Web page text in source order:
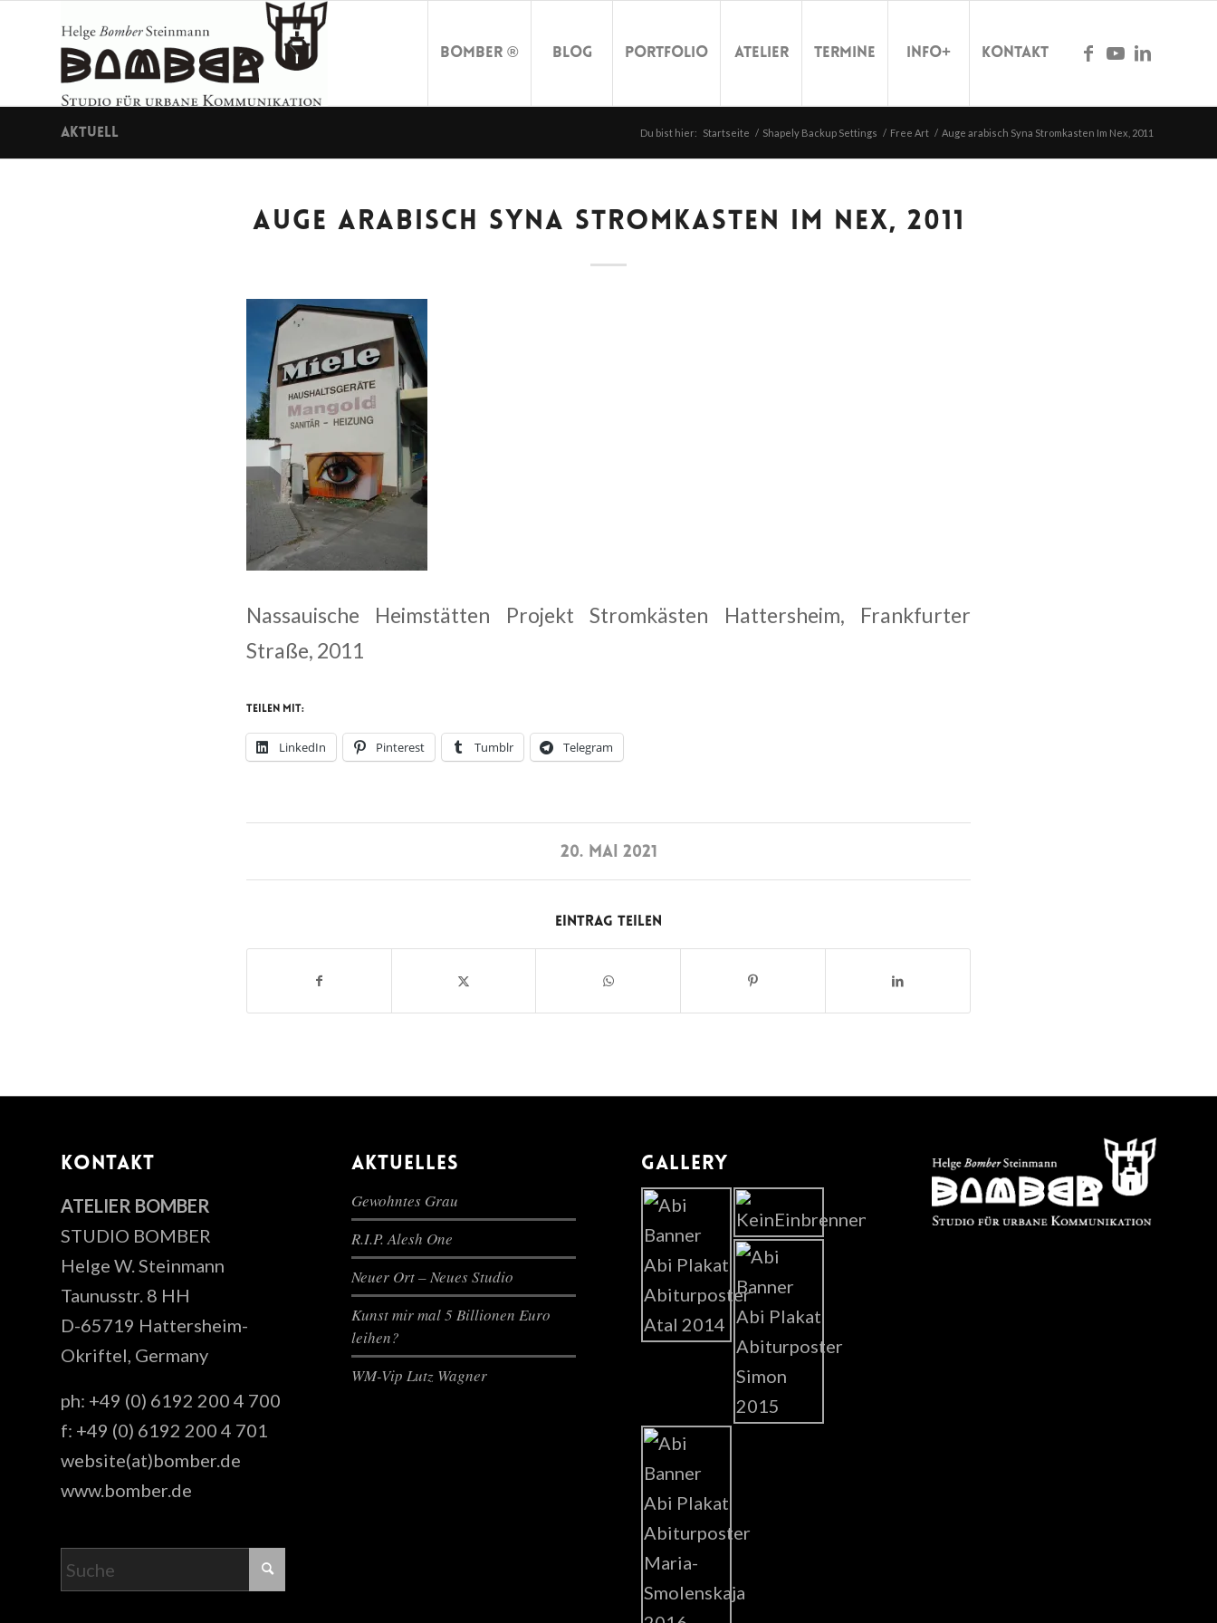
Bomber ® Blog Portfolio Atelier Termine Info+ Kontakt
Aktuell Du bist hier: Startseite / Shapely Backup Settings / Free Art / Auge arabisch Syna Stromkasten Im Nex, 2011
AUGE ARABISCH SYNA STROMKASTEN IM NEX, 2011
Nassauische Heimstätten Projekt Stromkästen Hattersheim, Frankfurter
Straße, 2011
Teilen mit:
LinkedIn Pinterest Tumblr Telegram
20. MAI 2021
Eintrag teilen
KONTAKT
ATELIER BOMBER
STUDIO BOMBER
Helge W. Steinmann
Taunusstr. 8 HH
D-65719 Hattersheim-
Okriftel, Germany
ph: +49 (0) 6192 200 4 700
f: +49 (0) 6192 200 4 701
website(at)bomber.de
www.bomber.de
AKTUELLES
Gewohntes Grau
R.I.P. Alesh One
Neuer Ort – Neues Studio
Kunst mir mal 5 Billionen Euro
leihen?
WM-Vip Lutz Wagner
GALLERY